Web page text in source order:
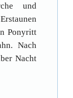
und
Ponyritt
Nach
Nacht